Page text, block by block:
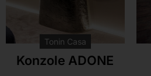
Tonin Casa
Konzole ADONE